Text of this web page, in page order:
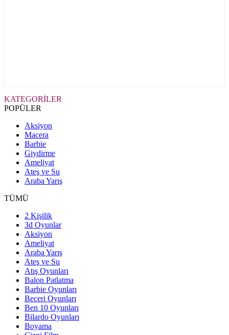
KATEGORİLER
POPÜLER
Aksiyon
Macera
Barbie
Giydirme
Ameliyat
Ateş ve Su
Araba Yarış
TÜMÜ
2 Kişilik
3d Oyunlar
Aksiyon
Ameliyat
Araba Yarış
Ateş ve Su
Atış Oyunları
Balon Patlatma
Barbie Oyunları
Beceri Oyunları
Ben 10 Oyunları
Bilardo Oyunları
Boyama